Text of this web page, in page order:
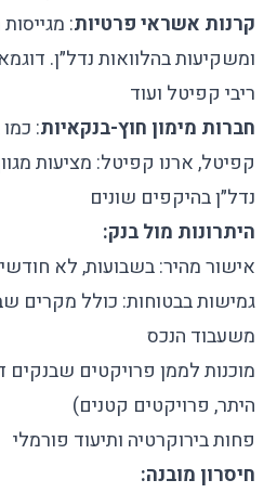
קרנות אשראי פרטיות:
ומשקיעות בהלוואות נדל״ן.
ריבי קפיטל ועוד
חברות מימון חוץ-בנקאיות:
קפיטל, ארנו קפיטל: מציעות
נדל״ן בהיקפים שונים
היתרונות מול בנק:
אישור מהיר: בשבועות, לא
גמישות בבטוחות: כולל מקרים
משעבוד הנכס
מוכנות לממן פרויקטים
היתר, פרויקטים קטנים)
פחות בירוקרטיה ותיעוד פורמלי
חיסרון מובנה: